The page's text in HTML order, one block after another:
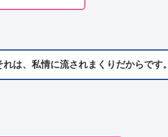
れは、私情に流されまくりだからです。